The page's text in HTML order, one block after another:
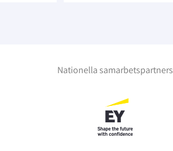
Nationella samarbetspartners